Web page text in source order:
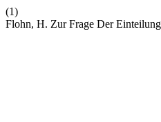
(1)
Flohn, H. Zur Frage Der